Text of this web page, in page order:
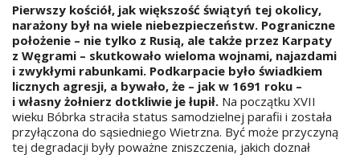
Pierwszy kościół, jak większość świątyń tej okolicy,
narażony był na wiele niebezpieczeństw. Pograniczne
położenie – nie tylko z Rusią, ale także przez Karpaty
z Węgrami – skutkowało wieloma wojnami, najazdami
i zwykłymi rabunkami. Podkarpacie było świadkiem
licznych agresji, a bywało, że – jak w 1691 roku –
i własny żołnierz dotkliwie je łupił. Na początku XVII
wieku Bóbrka straciła status samodzielnej parafii i została
przyłączona do sąsiedniego Wietrzna. Być może przyczyną
tej degradacji były poważne zniszczenia, jakich doznał